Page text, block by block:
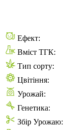
Ефект:
Вміст ТГК:
Тип сорту:
Цвітіння:
Урожай:
Генетика:
Збір Урожаю: